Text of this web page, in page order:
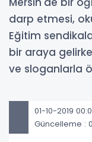
darp etmesi,
Eğitim
bir araya
ve sloganlarla
01-10-2019
Güncelleme :